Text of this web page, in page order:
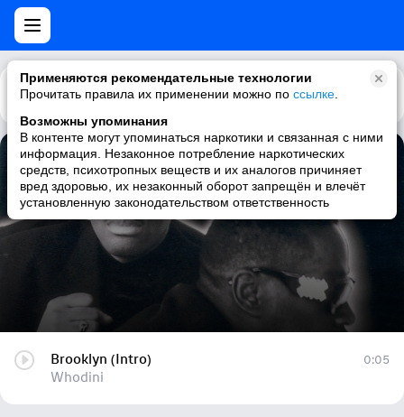
Применяются рекомендательные технологии
Прочитать правила их применении можно по ссылке
Возможны упоминания
В контенте могут упоминаться наркотики и связанная с ними
информация. Незаконное потребление наркотических
средств, психотропных веществ и их аналогов причиняет
вред здоровью, их незаконный оборот запрещён и влечёт
установленную законодательством ответственность
Каталог Рекомендации
Brooklyn (Intro)
Whodini
Brooklyn (Intro)
Whodini
0:05